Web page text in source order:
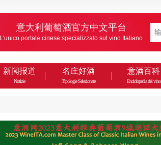
意大利葡萄酒官方中文平台
L'unico portale cinese specializzato sul vino Italiano
新闻报道
Notizie
名庄好酒
Tipologie Selezionate
意酒百科
Enciclopedia del vino